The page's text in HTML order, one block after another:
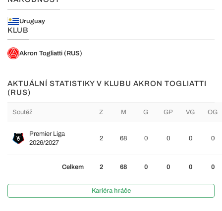
Uruguay
KLUB
Akron Togliatti (RUS)
AKTUÁLNÍ STATISTIKY V KLUBU AKRON TOGLIATTI
(RUS)
Soutěž Z M G GP VG OG
Premier Liga
2026/2027
2 68 0 0 0 0
Celkem 2 68 0 0 0 0
Kariéra hráče